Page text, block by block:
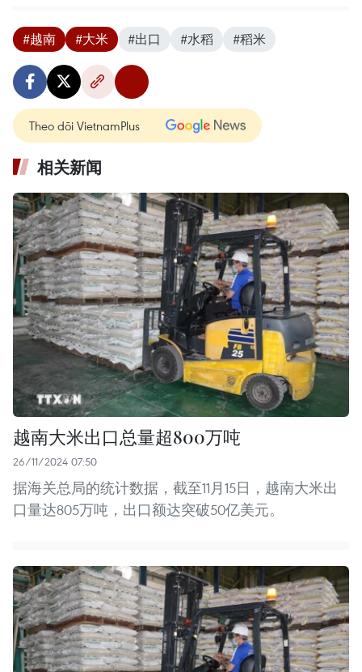
#越南 #大米 #出口 #水稻 #稻米
Theo dõi VietnamPlus
相关新闻
越南大米出口总量超800万吨
26/11/2024 07:50
据海关总局的统计数据，截至11月15日，越南大米出
口量达805万吨，出口额达突破50亿美元。